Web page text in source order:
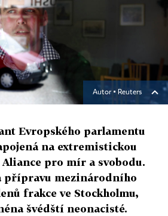
Autor ▪ Reuters
Evropského parlamentu
na extremistickou
pro mír a svobodu.
přípravu mezinárodního
frakce ve Stockholmu,
švédští neonacisté.